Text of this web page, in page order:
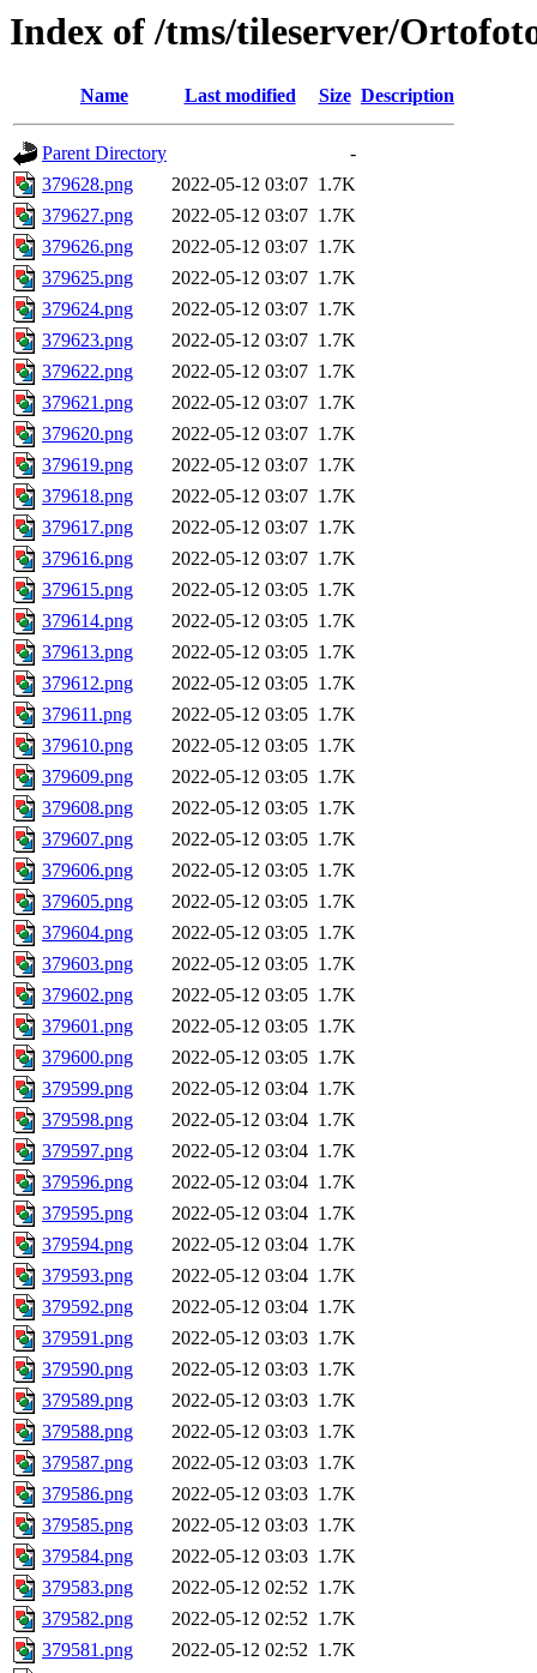
Index of /tms/tileserver/
Name Last modified Size Description
Parent Directory
-
379628.png
2022-05-12 03:07 1.7K
379627.png
2022-05-12 03:07 1.7K
379626.png
2022-05-12 03:07 1.7K
379625.png
2022-05-12 03:07 1.7K
379624.png
2022-05-12 03:07 1.7K
379623.png
2022-05-12 03:07 1.7K
379622.png
2022-05-12 03:07 1.7K
379621.png
2022-05-12 03:07 1.7K
379620.png
2022-05-12 03:07 1.7K
379619.png
2022-05-12 03:07 1.7K
379618.png
2022-05-12 03:07 1.7K
379617.png
2022-05-12 03:07 1.7K
379616.png
2022-05-12 03:07 1.7K
379615.png
2022-05-12 03:05 1.7K
379614.png
2022-05-12 03:05 1.7K
379613.png
2022-05-12 03:05 1.7K
379612.png
2022-05-12 03:05 1.7K
379611.png
2022-05-12 03:05 1.7K
379610.png
2022-05-12 03:05 1.7K
379609.png
2022-05-12 03:05 1.7K
379608.png
2022-05-12 03:05 1.7K
379607.png
2022-05-12 03:05 1.7K
379606.png
2022-05-12 03:05 1.7K
379605.png
2022-05-12 03:05 1.7K
379604.png
2022-05-12 03:05 1.7K
379603.png
2022-05-12 03:05 1.7K
379602.png
2022-05-12 03:05 1.7K
379601.png
2022-05-12 03:05 1.7K
379600.png
2022-05-12 03:05 1.7K
379599.png
2022-05-12 03:04 1.7K
379598.png
2022-05-12 03:04 1.7K
379597.png
2022-05-12 03:04 1.7K
379596.png
2022-05-12 03:04 1.7K
379595.png
2022-05-12 03:04 1.7K
379594.png
2022-05-12 03:04 1.7K
379593.png
2022-05-12 03:04 1.7K
379592.png
2022-05-12 03:04 1.7K
379591.png
2022-05-12 03:03 1.7K
379590.png
2022-05-12 03:03 1.7K
379589.png
2022-05-12 03:03 1.7K
379588.png
2022-05-12 03:03 1.7K
379587.png
2022-05-12 03:03 1.7K
379586.png
2022-05-12 03:03 1.7K
379585.png
2022-05-12 03:03 1.7K
379584.png
2022-05-12 03:03 1.7K
379583.png
2022-05-12 02:52 1.7K
379582.png
2022-05-12 02:52 1.7K
379581.png
2022-05-12 02:52 1.7K